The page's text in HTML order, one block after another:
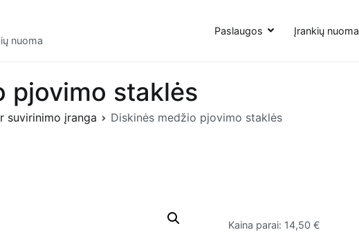
nuoma
Paslaugos Įrankių nuoma
pjovimo staklės
suvirinimo įranga Diskinės medžio pjovimo staklės
Kaina parai: 14,50 €